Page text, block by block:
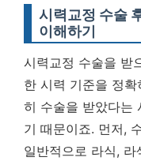
시력교정 수술
이해하기
시력교정 수술을 받
한 시력 기준을 정
히 수술을 받았다는
기 때문이죠. 먼저,
일반적으로 라식,